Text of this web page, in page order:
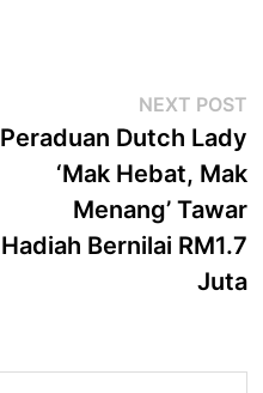
NEXT POST
Peraduan Dutch Lady
‘Mak Hebat, Mak
Menang’ Tawar
Hadiah Bernilai RM1.7
Juta